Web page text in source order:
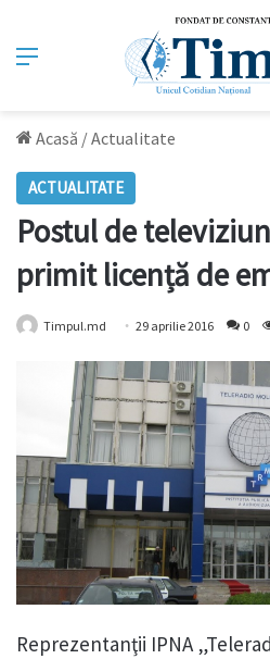
Meniu
Acasă /Actualitate
ACTUALITATE
Postul de
primit licență de
Timpul.md 29 aprilie 2016 0
Reprezentanţii IPNA